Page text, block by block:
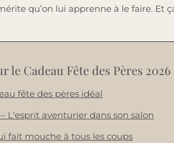
qu’on lui apprenne à le faire. Et
Cadeau Fête des Pères 2026
fête des pères idéal
L'esprit aventurier dans son salon
fait mouche à tous les coups